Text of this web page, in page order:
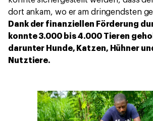
dort ankam, wo er am dringendsten
Dank der finanziellen Förderung
konnte 3.000 bis 4.000 Tieren
darunter Hunde, Katzen, Hühner
Nutztiere.